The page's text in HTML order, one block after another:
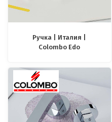
Ручка | Италия |
Colombo Edo